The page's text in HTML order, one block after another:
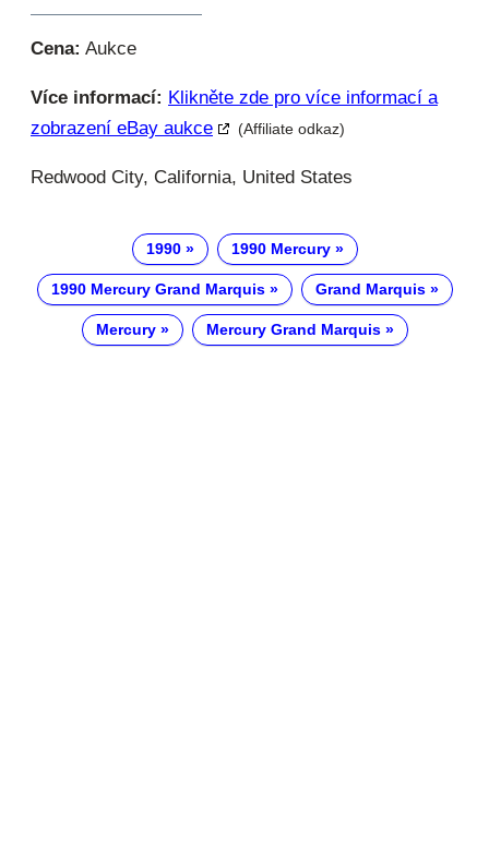
Cena: Aukce
Více informací: Klikněte zde pro více informací a
zobrazení eBay aukce
(Affiliate odkaz)
Redwood City, California, United States
1990 1990 Mercury
1990 Mercury Grand Marquis Grand Marquis
Mercury Mercury Grand Marquis